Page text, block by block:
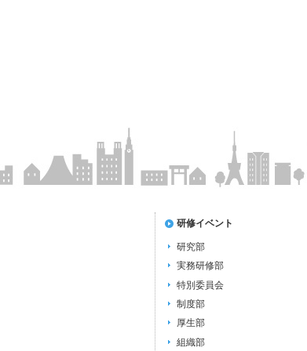
研修イベント
研究部
実務研修部
特別委員会
制度部
厚生部
組織部